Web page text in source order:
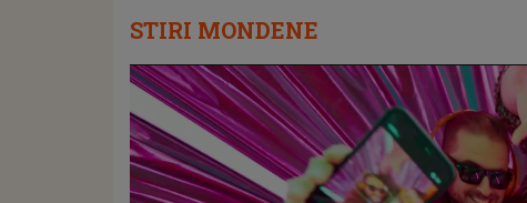
STIRI MONDENE